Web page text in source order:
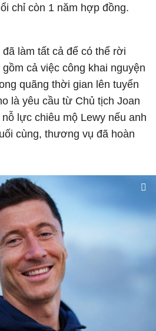
chỉ còn 1 năm hợp đồng.
làm tất cả để có thể rời
cả việc công khai nguyện
quãng thời gian lên tuyển
là yêu cầu từ Chủ tịch Joan
lực chiêu mộ Lewy nếu anh
cùng, thương vụ đã hoàn